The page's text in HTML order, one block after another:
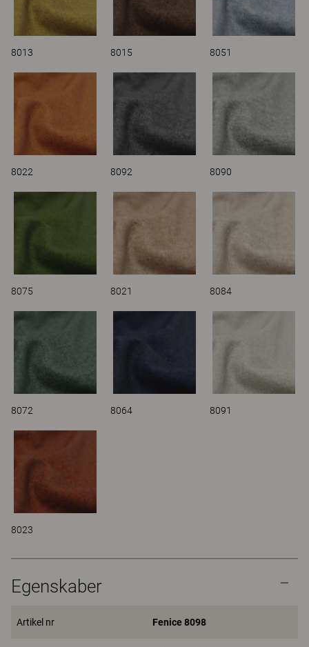
8013 8015 8051
8022 8092 8090
8075 8021 8084
8072 8064 8091
8023
Egenskaber
Artikel nr Fenice 8098